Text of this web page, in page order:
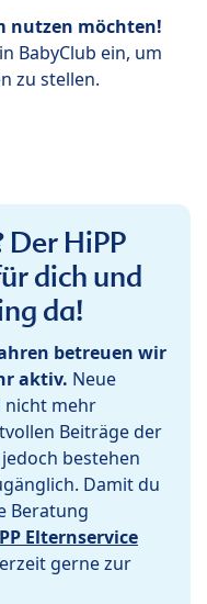
nutzen möchten!
BabyClub ein, um
zu stellen.
Der HiPP
dich und
da!
betreuen wir
aktiv. Neue
nicht mehr
Beiträge der
bestehen
Damit du
Beratung
Elternservice
gerne zur